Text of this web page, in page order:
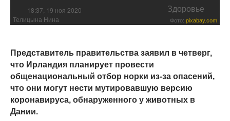
18:37, 19 ноя 2020 Здоровье
Телицына Нина Фото: pixabay.com
Представитель правительства заявил в четверг,
что Ирландия планирует провести
общенациональный отбор норки из-за опасений,
что они могут нести мутировавшую версию
коронавируса, обнаруженного у животных в
Дании.